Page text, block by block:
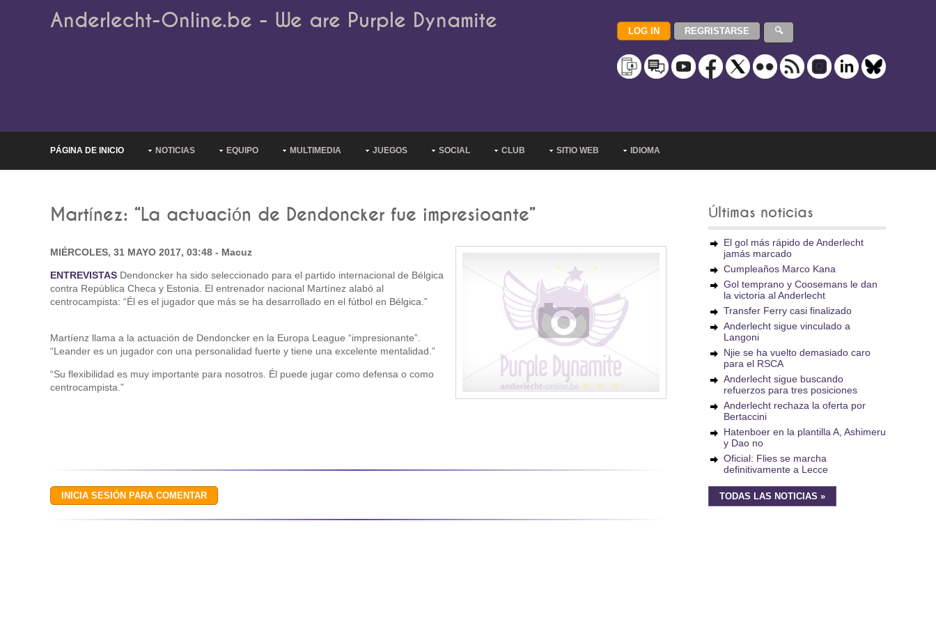
Anderlecht-Online.be - We are Purple Dynamite
PÁGINA DE INICIO NOTICIAS EQUIPO MULTIMEDIA JUEGOS SOCIAL CLUB SITIO WEB IDIOMA
Martínez: “La actuación de Dendoncker fue impresioante”
MIÉRCOLES, 31 MAYO 2017, 03:48 - Macuz
ENTREVISTAS Dendoncker ha sido seleccionado para el partido internacional de Bélgica
contra República Checa y Estonia. El entrenador nacional Martínez alabó al
centrocampista: “Él es el jugador que más se ha desarrollado en el fútbol en Bélgica.”
Martíenz llama a la actuación de Dendoncker en la Europa League “impresionante”.
“Leander es un jugador con una personalidad fuerte y tiene una excelente mentalidad.”
“Su flexibilidad es muy importante para nosotros. Él puede jugar como defensa o como
centrocampista.”
Últimas noticias
El gol más rápido de Anderlecht
jamás marcado
Cumpleaños Marco Kana
Gol temprano y Coosemans le dan
la victoria al Anderlecht
Transfer Ferry casi finalizado
Anderlecht sigue vinculado a
Langoni
Njie se ha vuelto demasiado caro
para el RSCA
Anderlecht sigue buscando
refuerzos para tres posiciones
Anderlecht rechaza la oferta por
Bertaccini
Hatenboer en la plantilla A, Ashimeru
y Dao no
Oficial: Flies se marcha
definitivamente a Lecce
TODAS LAS NOTICIAS »